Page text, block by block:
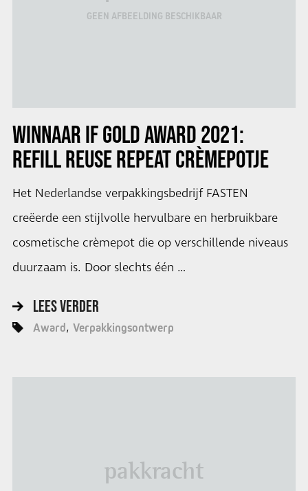
GEEN AFBEELDING BESCHIKBAAR
WINNAAR IF GOLD AWARD 2021:
REFILL REUSE REPEAT CRÈMEPOTJE
Het Nederlandse verpakkingsbedrijf FASTEN
creëerde een stijlvolle hervulbare en herbruikbare
cosmetische crèmepot die op verschillende niveaus
duurzaam is. Door slechts één …
LEES VERDER
Award Verpakkingsontwerp
pakkracht